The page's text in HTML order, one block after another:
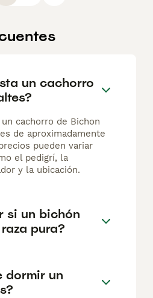
un cachorro
cachorro de Bichon
de aproximadamente
pueden variar
el pedigrí, la
y la ubicación.
si un bichón
pura?
dormir un